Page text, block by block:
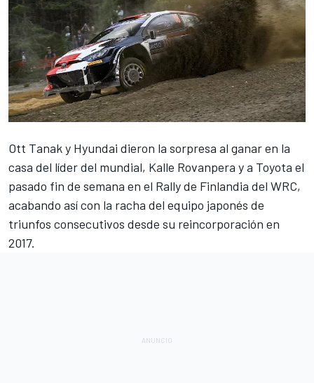
Ott Tanaky Hyundai dieron la sorpresa al ganar en la
casa del líder del mundial, Kalle Rovanpera y a Toyota el
pasado fin de semana en el Rally de Finlandia del WRC,
acabando así con la racha del equipo japonés de
triunfos consecutivos desde su reincorporación en
2017.